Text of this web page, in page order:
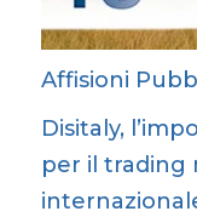
Affisioni
Disitaly,
per il trading